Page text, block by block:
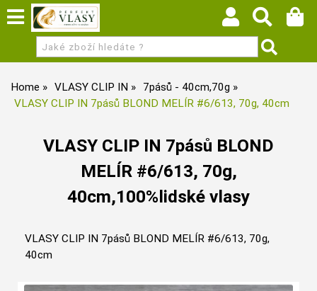
Home VLASY CLIP IN
7pásů - 40cm,70g
VLASY CLIP IN 7pásů BLOND MELÍR #6/613, 70g, 40cm
VLASY CLIP IN 7pásů BLOND
MELÍR #6/613, 70g,
40cm,100%lidské vlasy
VLASY CLIP IN 7pásů BLOND MELÍR #6/613, 70g,
40cm